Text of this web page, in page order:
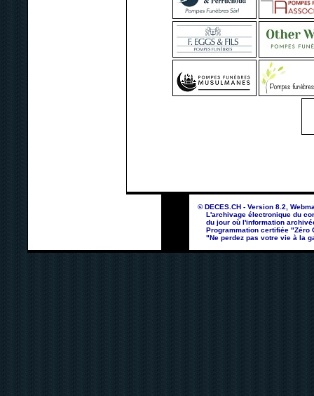
© DECES.CH - Version 8.2,
L'archivage électronique du
du jour où l'information
Programmation certifiée "Zéro
"Ne perdez pas votre vie à la